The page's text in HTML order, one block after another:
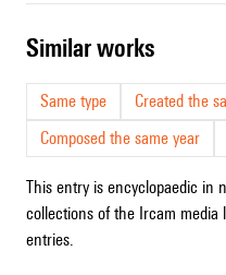
similar works
Same type
Created the
Composed the same year
This entry is encyclopaedic in
collections of the Ircam media
entries.